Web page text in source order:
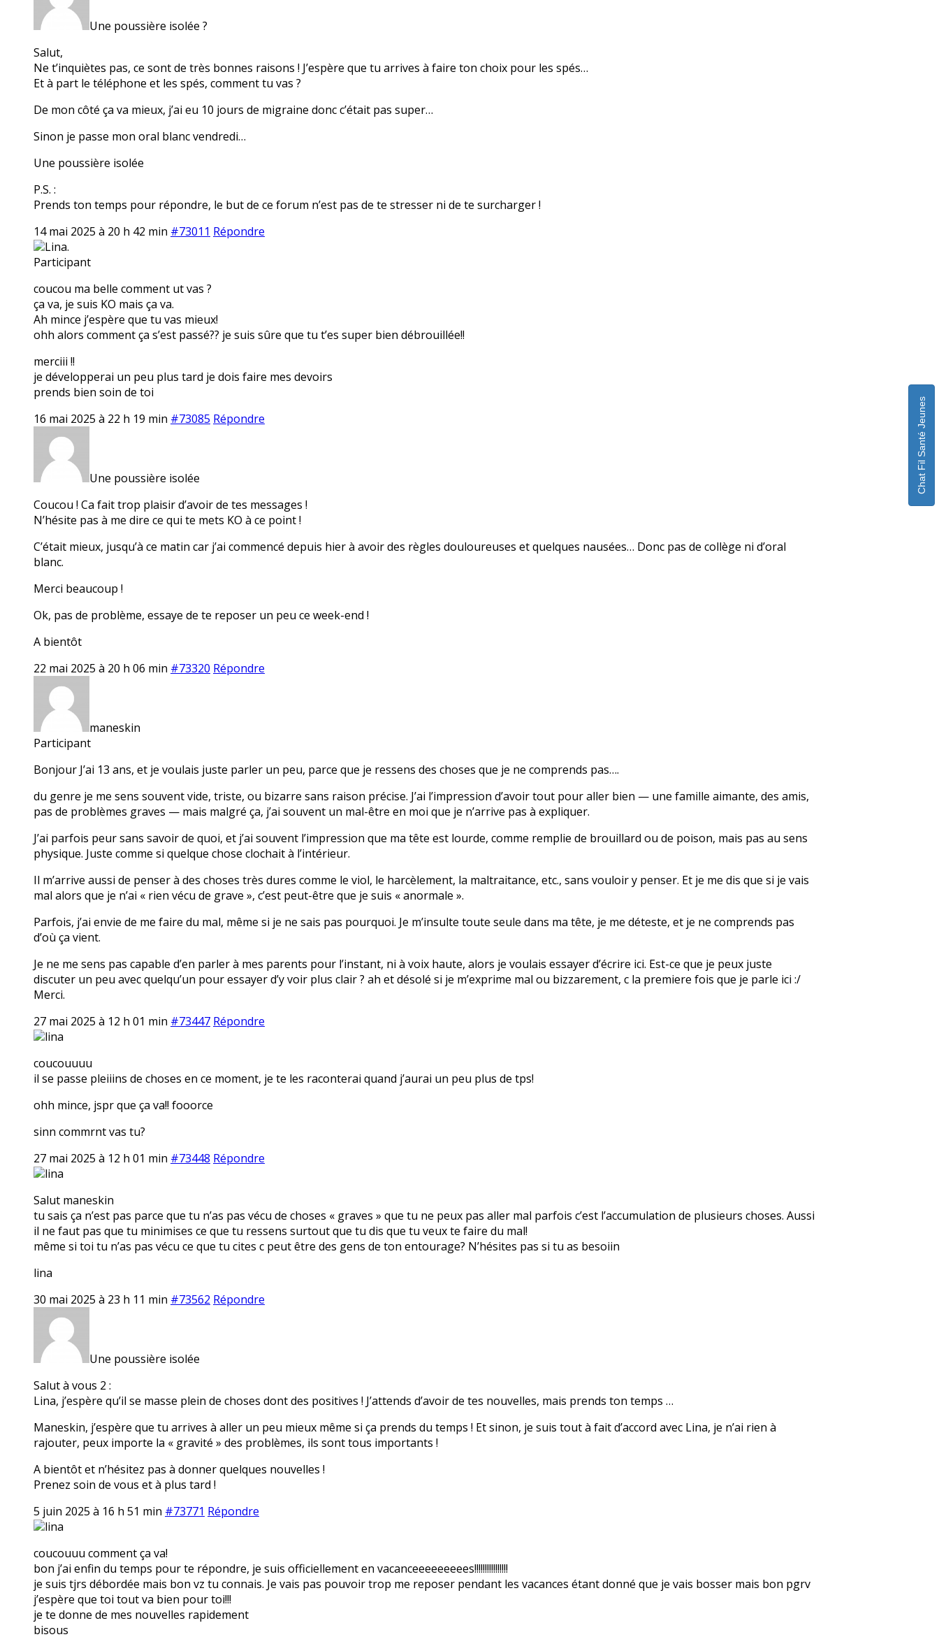
Une poussière isolée ?
Salut,
Ne t’inquiètes pas, ce sont de très bonnes raisons ! J’espère que tu arrives à faire ton choix pour les spés…
Et à part le téléphone et les spés, comment tu vas ?
De mon côté ça va mieux, j’ai eu 10 jours de migraine donc c’était pas super…
Sinon je passe mon oral blanc vendredi…
Une poussière isolée
P.S. :
Prends ton temps pour répondre, le but de ce forum n’est pas de te stresser ni de te surcharger !
14 mai 2025 à 20 h 42 min #73011 Répondre
Lina.
Participant
coucou ma belle comment ut vas ?
ça va, je suis KO mais ça va.
Ah mince j’espère que tu vas mieux!
ohh alors comment ça s’est passé?? je suis sûre que tu t’es super bien débrouillée!!
merciii !!
je développerai un peu plus tard je dois faire mes devoirs
prends bien soin de toi
16 mai 2025 à 22 h 19 min #73085 Répondre
Une poussière isolée
Coucou ! Ca fait trop plaisir d’avoir de tes messages !
N’hésite pas à me dire ce qui te mets KO à ce point !
C’était mieux, jusqu’à ce matin car j’ai commencé depuis hier à avoir des règles douloureuses et quelques nausées… Donc pas de collège ni d’oral
blanc.
Merci beaucoup !
Ok, pas de problème, essaye de te reposer un peu ce week-end !
A bientôt
22 mai 2025 à 20 h 06 min #73320 Répondre
maneskin
Participant
Bonjour J’ai 13 ans, et je voulais juste parler un peu, parce que je ressens des choses que je ne comprends pas….
du genre je me sens souvent vide, triste, ou bizarre sans raison précise. J’ai l’impression d’avoir tout pour aller bien — une famille aimante, des amis,
pas de problèmes graves — mais malgré ça, j’ai souvent un mal-être en moi que je n’arrive pas à expliquer.
J’ai parfois peur sans savoir de quoi, et j’ai souvent l’impression que ma tête est lourde, comme remplie de brouillard ou de poison, mais pas au sens
physique. Juste comme si quelque chose clochait à l’intérieur.
Il m’arrive aussi de penser à des choses très dures comme le viol, le harcèlement, la maltraitance, etc., sans vouloir y penser. Et je me dis que si je vais
mal alors que je n’ai « rien vécu de grave », c’est peut-être que je suis « anormale ».
Parfois, j’ai envie de me faire du mal, même si je ne sais pas pourquoi. Je m’insulte toute seule dans ma tête, je me déteste, et je ne comprends pas
d’où ça vient.
Je ne me sens pas capable d’en parler à mes parents pour l’instant, ni à voix haute, alors je voulais essayer d’écrire ici. Est-ce que je peux juste
discuter un peu avec quelqu’un pour essayer d’y voir plus clair ? ah et désolé si je m’exprime mal ou bizzarement, c la premiere fois que je parle ici :/
Merci.
27 mai 2025 à 12 h 01 min #73447 Répondre
lina
coucouuuu
il se passe pleiiins de choses en ce moment, je te les raconterai quand j’aurai un peu plus de tps!
ohh mince, jspr que ça va!! fooorce
sinn commrnt vas tu?
27 mai 2025 à 12 h 01 min #73448 Répondre
lina
Salut maneskin
tu sais ça n’est pas parce que tu n’as pas vécu de choses « graves » que tu ne peux pas aller mal parfois c’est l’accumulation de plusieurs choses. Aussi
il ne faut pas que tu minimises ce que tu ressens surtout que tu dis que tu veux te faire du mal!
même si toi tu n’as pas vécu ce que tu cites c peut être des gens de ton entourage? N’hésites pas si tu as besoiin
lina
30 mai 2025 à 23 h 11 min #73562 Répondre
Une poussière isolée
Salut à vous 2 :
Lina, j’espère qu’il se masse plein de choses dont des positives ! J’attends d’avoir de tes nouvelles, mais prends ton temps …
Maneskin, j’espère que tu arrives à aller un peu mieux même si ça prends du temps ! Et sinon, je suis tout à fait d’accord avec Lina, je n’ai rien à
rajouter, peux importe la « gravité » des problèmes, ils sont tous importants !
A bientôt et n’hésitez pas à donner quelques nouvelles !
Prenez soin de vous et à plus tard !
5 juin 2025 à 16 h 51 min #73771 Répondre
lina
coucouuu comment ça va!
bon j’ai enfin du temps pour te répondre, je suis officiellement en vacanceeeeeeeees!!!!!!!!!!!!!!!!
je suis tjrs débordée mais bon vz tu connais. Je vais pas pouvoir trop me reposer pendant les vacances étant donné que je vais bosser mais bon pgrv
j’espère que toi tout va bien pour toi!!!
je te donne de mes nouvelles rapidement
bisous
Chat Fil Santé Jeunes